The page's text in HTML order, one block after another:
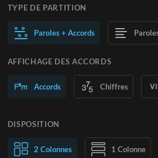
TYPE DE PARTITION
Paroles + Accords
AFFICHAGE DES ACCORDS
Accords Chiffres
DISPOSITION
2 Colonnes 1 Colonne